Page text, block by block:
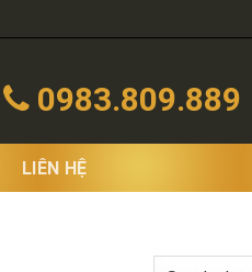
0983.809.889
LIÊN HỆ